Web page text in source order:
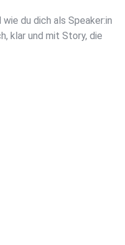
du dich als Speaker:in
klar und mit Story, die